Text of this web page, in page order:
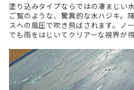
塗り込みタイプならではの凄まじい
ご覧のような、驚異的な水ハジキ。
スへの風圧で吹き飛ばされます。
でも雨をはじいてクリアーな視界が得